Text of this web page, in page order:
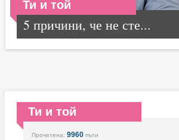
Ти и той
5 причини, че не сте...
Ти и той
Прочетена: 9960 пъти